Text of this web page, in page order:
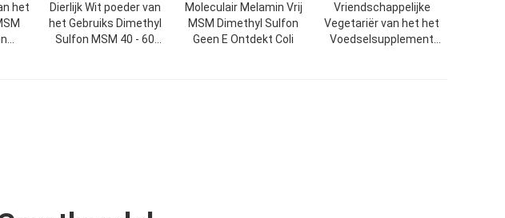
het
Dierlijk Wit poeder van
het Gebruiks Dimethyl
Sulfon MSM 40 - 60
Moleculair Melamin Vrij
MSM Dimethyl Sulfon
Geen E Ontdekt Coli
Vriendschappelijke
Vegetariër van het het
Voedselsupplement